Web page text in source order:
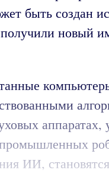
быть создан
новый
аппаратах,
ИИ,